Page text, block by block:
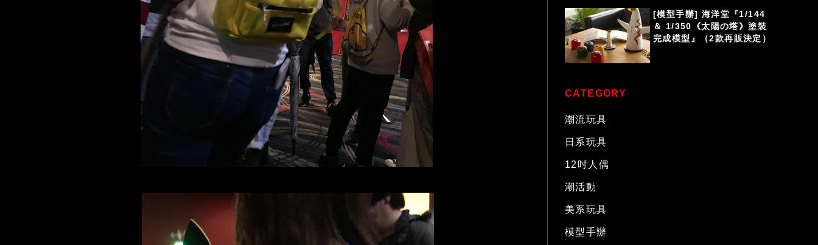
[模型手辦] 海洋堂『1/144
＆ 1/350《太陽の塔》塗裝
完成模型』（2款再販決定）
CATEGORY
潮流玩具
日系玩具
12吋人偶
潮活動
美系玩具
模型手辦